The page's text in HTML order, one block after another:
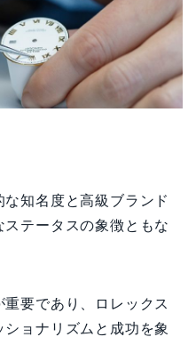
知名度と高級ブランド
テータスの象徴ともな
要であり、ロレックス
ョナリズムと成功を象